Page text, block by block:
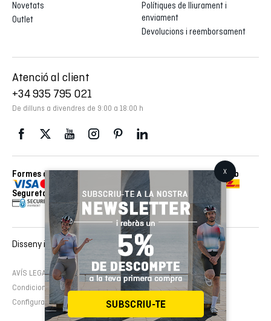
Novetats
Outlet
Polítiques de lliurament i
enviament
Devolucions i reemborsament
Atenció al client
+34 935 795 021
De dilluns a divendres de 9:00 a 18:00 h
Formes de pagament
Enviaments realitzats amb
Seguretat
AVÍS LEGAL Política de cookies
Política de privacitat
Condicions de contractació
Configura cookies
Disseny i desenvolupament web :EMFASI